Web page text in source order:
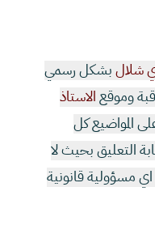
شلالبشكل رسمي
وموقعالاستاذ
المواضيع كل
بحيث لا
اي مسؤولية قانونية